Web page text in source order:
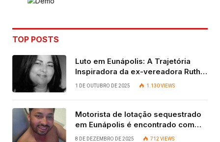
TOP POSTS
Luto em Eunápolis: A Trajetória
Inspiradora da ex-vereadora Ruth
Contadora
1 DE OUTUBRO DE 2025 1.130VIEWS
Motorista de lotação sequestrado
em Eunápolis é encontrado com
vida após quatro dias.
8 DE DEZEMBRO DE 2025 712 VIEWS